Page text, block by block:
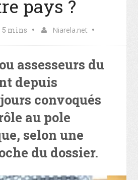
pays ?
5 mins Niarela.net
assesseurs du
depuis
convoqués
au pole
selon une
du dossier.